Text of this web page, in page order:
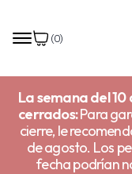
(0)
La semana del
cerrados:Para
cierre, le
de agosto. Los
fecha podrían